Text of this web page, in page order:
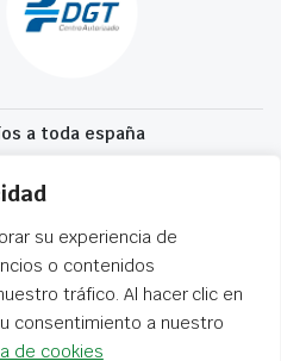
su experiencia de
o contenidos
tráfico. Al hacer clic en
consentimiento a nuestro
de cookies
a toda españa
en 24-72 horas
generales·Declaración de